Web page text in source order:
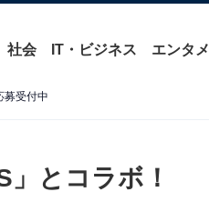
社会 IT・ビジネス エンタメ
募受付中
とコラボ！